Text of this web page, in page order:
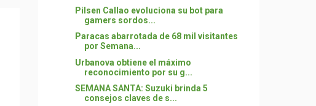
Pilsen Callao evoluciona su bot para
gamers sordos...
Paracas abarrotada de 68 mil visitantes
por Semana...
Urbanova obtiene el máximo
reconocimiento por su g...
SEMANA SANTA: Suzuki brinda 5
consejos claves de s...